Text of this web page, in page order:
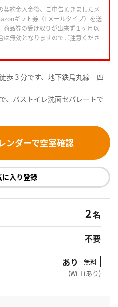
契約金入金後、ご申告頂きましたメ
ギフト券（Eメールタイプ）を送
商品券の受け取りが出来ず１ヶ月以
は無効となりますのでご注意くださ
歩３分です、地下鉄烏丸線 四
、バストイレ洗面セパレートで
ンダーで空室確認
に入り登録
2名
不要
あり
無料
(Wi-Fiあり)